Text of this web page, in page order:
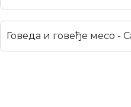
Говеда и говеђе месо -